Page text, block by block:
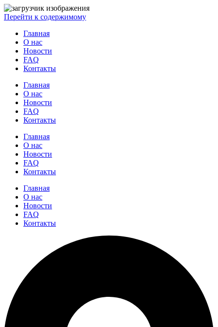
Перейти к содержимому
Главная
О нас
Новости
FAQ
Контакты
Главная
О нас
Новости
FAQ
Контакты
Главная
О нас
Новости
FAQ
Контакты
Главная
О нас
Новости
FAQ
Контакты